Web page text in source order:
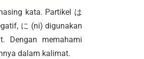
kata. Partikel は
に (ni) digunakan
Dengan memahami
dalam kalimat.